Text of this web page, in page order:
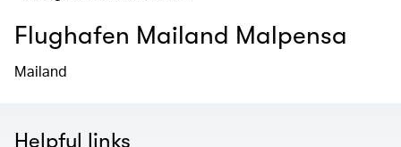
Flughafen Mailand Malpensa
Mailand
Helpful links